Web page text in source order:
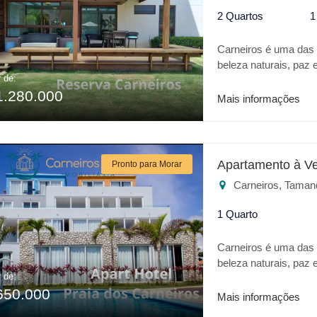
de:
2 Quartos
Carneiros é uma
beleza naturais, paz
todo conforto de um
Playground * Salão
OMO * Vestiário
RESERVA DOS
Mais informações
Pronto para Morar
de:
Apartamento à
Carneiros,
1 Quarto
Carneiros é uma
beleza naturais, paz
casa de praia com
Mais informações